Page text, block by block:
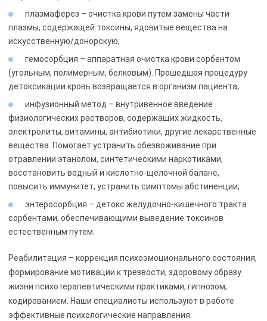
плазмаферез – очистка крови путем замены части
плазмы, содержащей токсины, ядовитые вещества на
искусственную/донорскую;
гемосорбция – аппаратная очистка крови сорбентом
(угольным, полимерным, белковым). Прошедшая процедуру
детоксикации кровь возвращается в организм пациента;
инфузионный метод – внутривенное введение
физиологических растворов, содержащих жидкость,
электролиты, витамины, антибиотики, другие лекарственные
вещества. Помогает устранить обезвоживание при
отравлении этанолом, синтетическими наркотиками,
восстановить водный и кислотно-щелочной баланс,
повысить иммунитет, устранить симптомы абстиненции;
энтеросорбция – детокс желудочно-кишечного тракта
сорбентами, обеспечивающими выведение токсинов
естественным путем.
Реабилитация – коррекция психоэмоционального состояния,
формирование мотивации к трезвости, здоровому образу
жизни психотерапевтическими практиками, гипнозом,
кодированием. Наши специалисты используют в работе
эффективные психологические направления: